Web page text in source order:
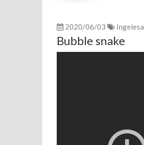
2020/06/03 Ingelesa
Bubble snake